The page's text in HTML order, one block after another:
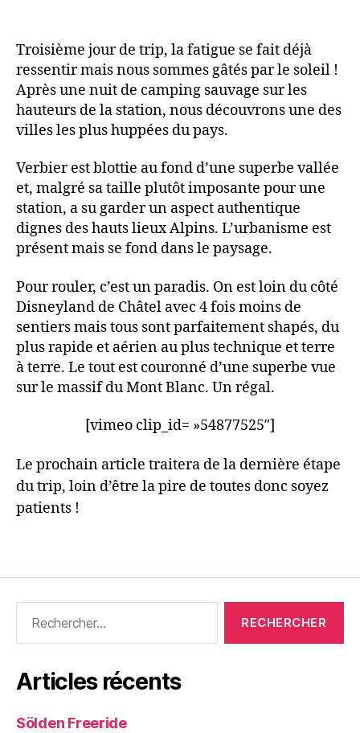
Troisième jour de trip, la fatigue se fait déjà
ressentir mais nous sommes gâtés par le soleil !
Après une nuit de camping sauvage sur les
hauteurs de la station, nous découvrons une des
villes les plus huppées du pays.
Verbier est blottie au fond d’une superbe vallée
et, malgré sa taille plutôt imposante pour une
station, a su garder un aspect authentique
dignes des hauts lieux Alpins. L’urbanisme est
présent mais se fond dans le paysage.
Pour rouler, c’est un paradis. On est loin du côté
Disneyland de Châtel avec 4 fois moins de
sentiers mais tous sont parfaitement shapés, du
plus rapide et aérien au plus technique et terre
à terre. Le tout est couronné d’une superbe vue
sur le massif du Mont Blanc. Un régal.
[vimeo clip_id= »54877525″]
Le prochain article traitera de la dernière étape
du trip, loin d’être la pire de toutes donc soyez
patients !
Articles récents
Sölden Freeride